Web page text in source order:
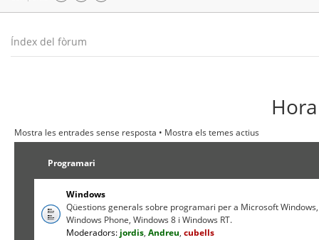
Índex del fòrum
Mostra les entrades sense resposta • Mostra els temes actius
Programari
Windows
Qüestions generals sobre programari per a Microsoft Windows,
Windows Phone, Windows 8 i Windows RT.
Moderadors: jordis,Andreu,cubells